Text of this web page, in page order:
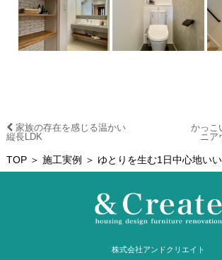
家族の存在を感じる温かい
縦長LDK
かっこ
ニア
TOP＞ 施工実例 ＞ ゆとりを生む1日中心地い
株式会社アンドクリエイト